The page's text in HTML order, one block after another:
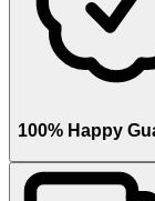
100% Happy